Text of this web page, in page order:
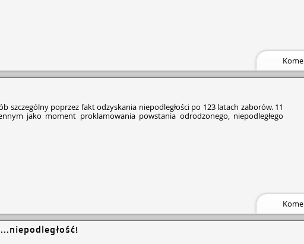
szczególny poprzez fakt odzyskania niepodległości po 123 latach zaborów. 11
jako moment proklamowania powstania odrodzonego, niepodległego